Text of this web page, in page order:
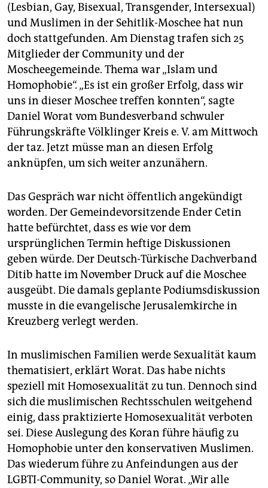
genossenschaft
epaper login
(Lesbian, Gay, Bisexual, Transgender, Intersexual)
und Muslimen in der Sehitlik-Moschee hat nun
doch stattgefunden. Am Dienstag trafen sich 25
Mitglieder der Community und der
Moscheegemeinde. Thema war „Islam und
Homophobie“. „Es ist ein großer Erfolg, dass wir
uns in dieser Moschee treffen konnten“, sagte
Daniel Worat vom Bundesverband schwuler
Führungskräfte Völklinger Kreis e. V. am Mittwoch
der taz. Jetzt müsse man an diesen Erfolg
anknüpfen, um sich weiter anzunähern.
Das Gespräch war nicht öffentlich angekündigt
worden. Der Gemeindevorsitzende Ender Cetin
hatte befürchtet, dass es wie vor dem
ursprünglichen Termin heftige Diskussionen
geben würde. Der Deutsch-Türkische Dachverband
Ditib hatte im November Druck auf die Moschee
ausgeübt. Die damals geplante Podiumsdiskussion
musste in die evangelische Jerusalemkirche in
Kreuzberg verlegt werden.
In muslimischen Familien werde Sexualität kaum
thematisiert, erklärt Worat. Das habe nichts
speziell mit Homosexualität zu tun. Dennoch sind
sich die muslimischen Rechtsschulen weitgehend
einig, dass praktizierte Homosexualität verboten
sei. Diese Auslegung des Koran führe häufig zu
Homophobie unter den konservativen Muslimen.
Das wiederum führe zu Anfeindungen aus der
LGBTI-Community, so Daniel Worat. „Wir alle